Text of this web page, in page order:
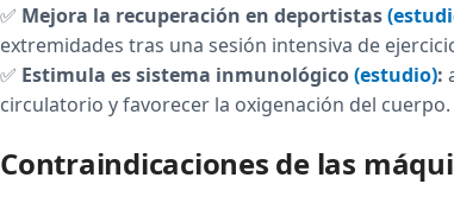
✅ Mejora la recuperación en deportistas
extremidades tras una sesión intensiva de
✅ Estimula es sistema inmunológico(estudio):
circulatorio y favorecer la oxigenación del cuerpo.
Contraindicaciones de las